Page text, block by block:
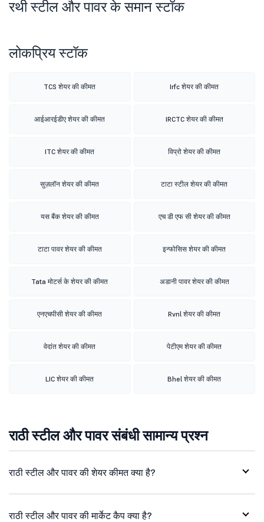
रथी स्टील और पावर के समान स्टॉक
लोकप्रिय स्टॉक
TCS शेयर की कीमत Irfc शेयर की कीमत
आईआरईडीए शेयर की कीमत IRCTC शेयर की कीमत
ITC शेयर की कीमत विप्रो शेयर की कीमत
सुज़लॉन शेयर की कीमत टाटा स्टील शेयर की कीमत
यस बैंक शेयर की कीमत एच डी एफ सी शेयर की कीमत
टाटा पावर शेयर की कीमत इन्फोसिस शेयर की कीमत
Tata मोटर्स के शेयर की कीमत अडानी पावर शेयर की कीमत
एनएचपीसी शेयर की कीमत Rvnl शेयर की कीमत
वेदांत शेयर की कीमत पेटीएम शेयर की कीमत
LIC शेयर की कीमत Bhel शेयर की कीमत
राठी स्टील और पावर संबंधी सामान्य प्रश्न
राठी स्टील और पावर की शेयर कीमत क्या है?
राठी स्टील और पावर की मार्केट कैप क्या है?